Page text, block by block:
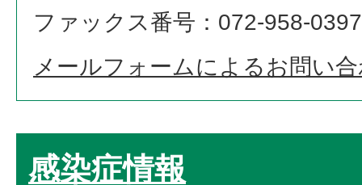
ファックス番号：072-958-0397
メールフォームによるお問い
感染症情報